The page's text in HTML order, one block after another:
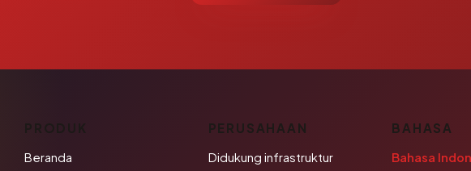
PRODUK
Beranda
PERUSAHAAN
Didukung infrastruktur
BAHASA
Bahasa